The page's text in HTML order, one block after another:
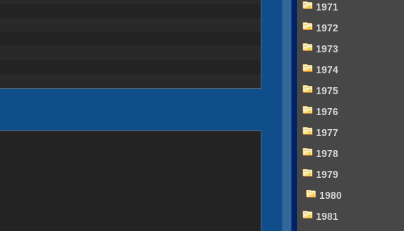
1971
1972
1973
1974
1975
1976
1977
1978
1979
1980
1981